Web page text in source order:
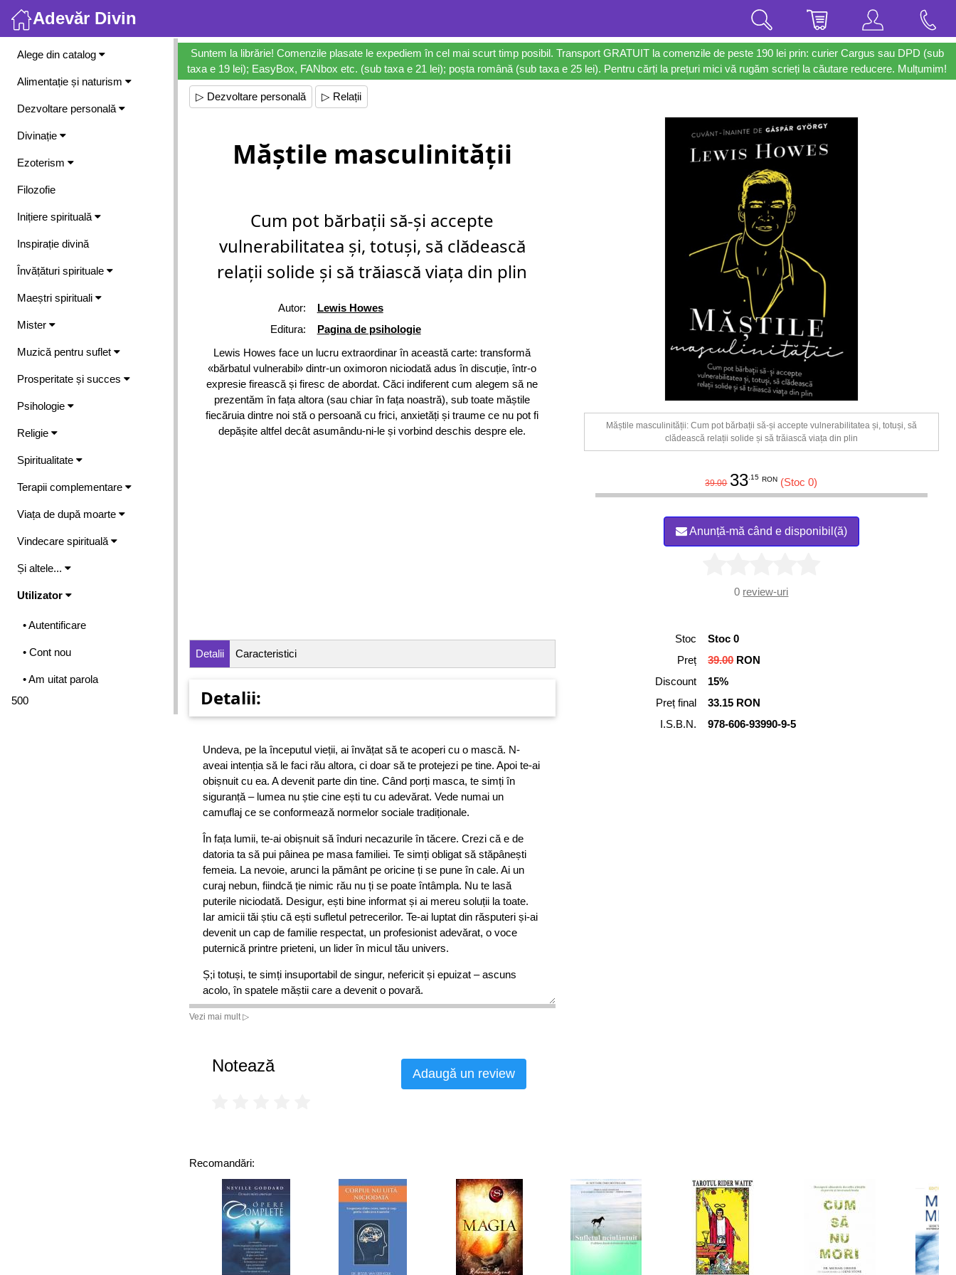
Adevăr Divin
Meniu
Alege din catalog
Alimentație și naturism
Dezvoltare personală
Divinație
Ezoterism
Filozofie
Inițiere spirituală
Inspirație divină
Învățături spirituale
Maeștri spirituali
Mister
Muzică pentru suflet
Prosperitate și succes
Psihologie
Religie
Spiritualitate
Terapii complementare
Viața de după moarte
Vindecare spirituală
Și altele...
Utilizator
• Autentificare
• Cont nou
• Am uitat parola
500
Suntem la librărie! Comenzile plasate le expediem în cel mai scurt timp posibil. Transport GRATUIT la comenzile de peste 190 lei prin: curier Cargus sau DPD (sub
taxa e 19 lei); EasyBox, FANbox etc. (sub taxa e 21 lei); poșta română (sub taxa e 25 lei). Pentru cărți la prețuri mici vă rugăm scrieți la căutare reducere. Mulțumim!
▷ Dezvoltare personală ▷ Relații
Măștile masculinității
Cum pot bărbații să-și accepte
vulnerabilitatea și, totuși, să clădească
relații solide și să trăiască viața din plin
Autor:
Lewis Howes
Editura:
Pagina de psihologie
Lewis Howes face un lucru extraordinar în această carte: transformă
«bărbatul vulnerabil» dintr-un oximoron niciodată adus în discuție, într-o
expresie firească și firesc de abordat. Căci indiferent cum alegem să ne
prezentăm în fața altora (sau chiar în fața noastră), sub toate măștile
fiecăruia dintre noi stă o persoană cu frici, anxietăți și traume ce nu pot fi
depășite altfel decât asumându-ni-le și vorbind deschis despre ele.
Măștile masculinității: Cum pot bărbații să-și accepte vulnerabilitatea și, totuși, să
clădească relații solide și să trăiască viața din plin
39.00 33 .15 RON (Stoc 0)
Anunță-mă când e disponibil(ă)
0 review-uri
Detalii Caracteristici
Detalii:
Undeva, pe la începutul vieții, ai învățat să te acoperi cu o mască. N-
aveai intenția să le faci rău altora, ci doar să te protejezi pe tine. Apoi te-ai
obișnuit cu ea. A devenit parte din tine. Când porți masca, te simți în
siguranță – lumea nu știe cine ești tu cu adevărat. Vede numai un
camuflaj ce se conformează normelor sociale tradiționale.
În fața lumii, te-ai obișnuit să înduri necazurile în tăcere. Crezi că e de
datoria ta să pui pâinea pe masa familiei. Te simți obligat să stăpânești
femeia. La nevoie, arunci la pământ pe oricine ți se pune în cale. Ai un
curaj nebun, fiindcă ție nimic rău nu ți se poate întâmpla. Nu te lasă
puterile niciodată. Desigur, ești bine informat și ai mereu soluții la toate.
Iar amicii tăi știu că ești sufletul petrecerilor. Te-ai luptat din răsputeri și-ai
devenit un cap de familie respectat, un profesionist adevărat, o voce
puternică printre prieteni, un lider în micul tău univers.
Ș;i totuși, te simți insuportabil de singur, nefericit și epuizat – ascuns
acolo, în spatele măștii care a devenit o povară.
Vrei s-o dai jos? Să poți fi tu însuți, cel adevărat, inevitabil de uman și nu
Deschide cartea și ia-o cu începutul.
tot cufundat în lectură…“ –
cosmetice Melkior
„Citind «Măștile masculinită
ii», m-am detașat de miile de clișee – despre
«a fi bărbat» – în care educa
ia, religia și societatea m-au botezat.
iunea de bărbat puternic nu a dispărut, dar a căpătat pentru mine un
cu totul alt sens, cu care mi-a fost mult mai ușor să mă împac. Ce
ușurare, să dau jos costumul de Batman care cântărește 50 kg și pe
Vezi mai mult ▷
Stoc
Stoc 0
Preț
39.00RON
Discount
15%
Preț final
33.15 RON
I.S.B.N.
978-606-93990-9-5
Notează Adaugă un review
Recomandări: